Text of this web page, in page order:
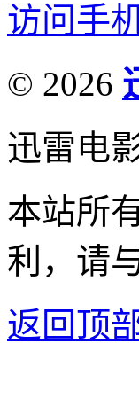
访问手
© 2026
迅雷电
本站所
利，请
返回顶